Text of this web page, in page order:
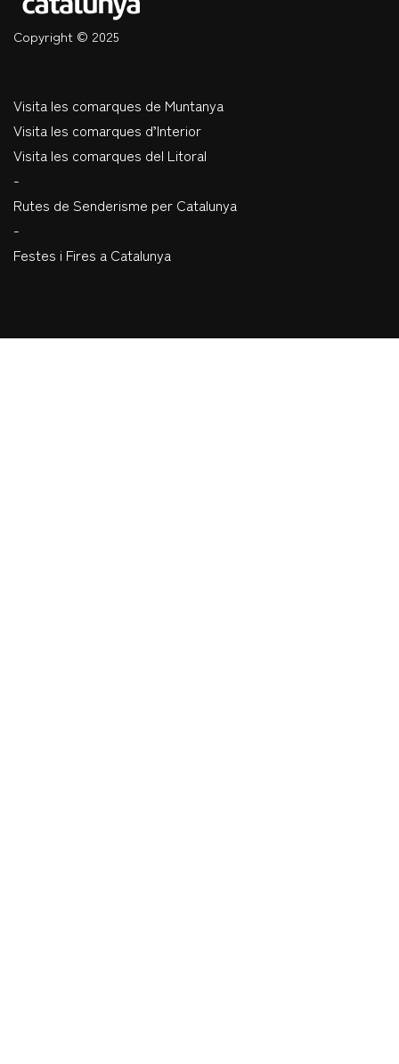
Copyright © 2025
Visita les comarques de Muntanya
Visita les comarques d’Interior
Visita les comarques del Litoral
-
Rutes de Senderisme per Catalunya
-
Festes i Fires a Catalunya